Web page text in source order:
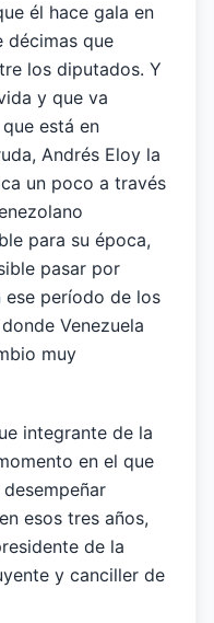
él hace gala en
décimas que
los diputados. Y
y que va
está en
Andrés Eloy la
un poco a través
para su época,
pasar por
período de los
Venezuela
muy
integrante de la
en el que
esos tres años,
de la
y canciller de